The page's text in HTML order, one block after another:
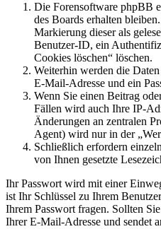
Die Forensoftware phpBB
des Boards erhalten
Markierung dieser als
Benutzer-ID, ein
Cookies löschen“ löschen.
Weiterhin werden die
E-Mail-Adresse und ein
Wenn Sie einen Beitrag
Fällen wird auch Ihre IP-
Änderungen an zentralen
Agent) wird nur in der
Schließlich erfordern
von Ihnen gesetzte
Ihr Passwort wird mit einer
ist Ihr Schlüssel zu Ihrem
Ihrem Passwort fragen. Sollten
Ihrer E-Mail-Adresse und sendet